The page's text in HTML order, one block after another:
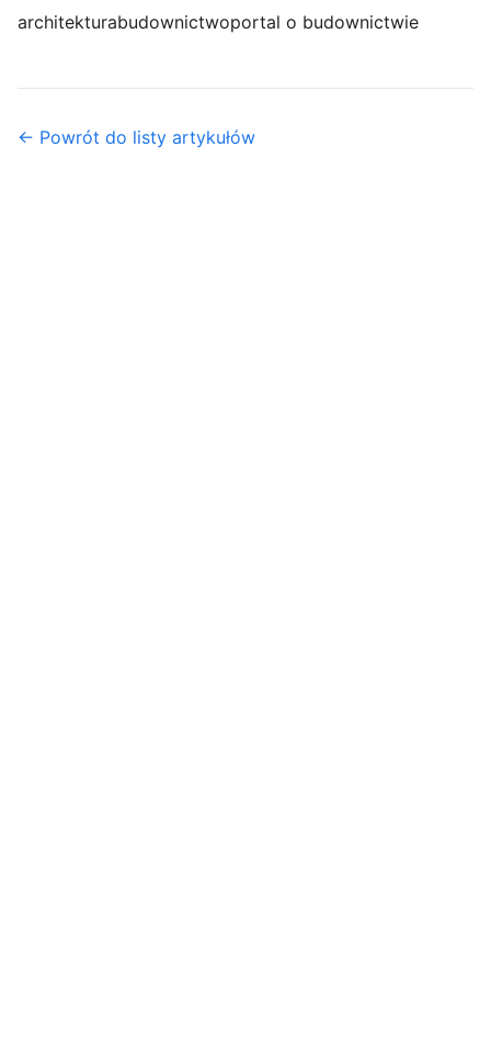
architekturabudownictwoportal o budownictwie
← Powrót do listy artykułów